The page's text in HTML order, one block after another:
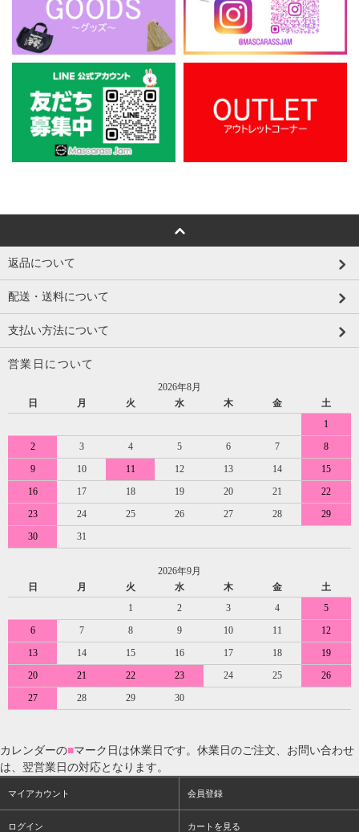
返品について
配送・送料について
支払い方法について
営業日について
2026年8月
日
月 火 水 木 金
土
1
2
3 4 5 6 7
8
9
10 11 12 13 14
15
16
17 18 19 20 21
22
23
24 25 26 27 28
29
30
31
2026年9月
日
月 火 水 木 金
土
1
2 3 4
5
6
7 8 9 10 11
12
13
14 15 16 17 18
19
20
21 22 23 24 25
26
27
28 29 30
カレンダーの■マーク日は休業日です。休業日のご注文、お問い合わせ
は、翌営業日の対応となります。
マイアカウント 会員登録
ログイン カートを見る